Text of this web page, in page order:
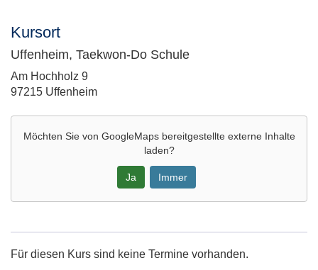
Kursort
Uffenheim, Taekwon-Do Schule
Adresse:
Am Hochholz 9
97215 Uffenheim
Möchten Sie von GoogleMapsbereitgestellte externe Inhalte
laden?
Ja Immer
Maps
Karte
Für diesen Kurs sind keine Termine vorhanden.